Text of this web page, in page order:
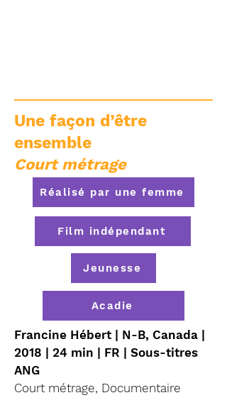
Une façon d’être
ensemble
Court métrage
Film indépendant
Jeunesse
Francine Hébert | N-B, Canada |
2018 | 24 min | FR | Sous-titres
ANG
Court métrage, Documentaire
Réalisé par une femme
Acadie